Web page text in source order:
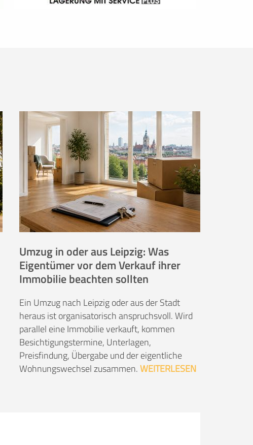
Umzug in oder aus Leipzig: Was
Eigentümer vor dem Verkauf ihrer
Immobilie beachten sollten
Ein Umzug nach Leipzig oder aus der Stadt
heraus ist organisatorisch anspruchsvoll. Wird
parallel eine Immobilie verkauft, kommen
Besichtigungstermine, Unterlagen,
Preisfindung, Übergabe und der eigentliche
Wohnungswechsel zusammen.WEITERLESEN